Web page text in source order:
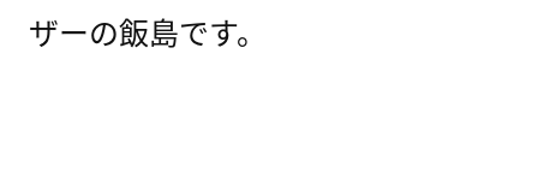
ザーの飯島です。